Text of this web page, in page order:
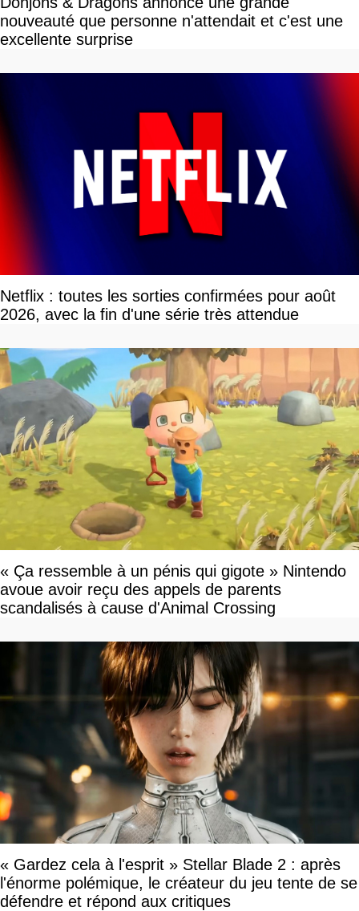
nouveauté que personne n'attendait et c'est une
excellente surprise
Netflix : toutes les sorties confirmées pour août
2026, avec la fin d'une série très attendue
« Ça ressemble à un pénis qui gigote » Nintendo
avoue avoir reçu des appels de parents
scandalisés à cause d'Animal Crossing
« Gardez cela à l'esprit » Stellar Blade 2 : après
l'énorme polémique, le créateur du jeu tente de se
défendre et répond aux critiques